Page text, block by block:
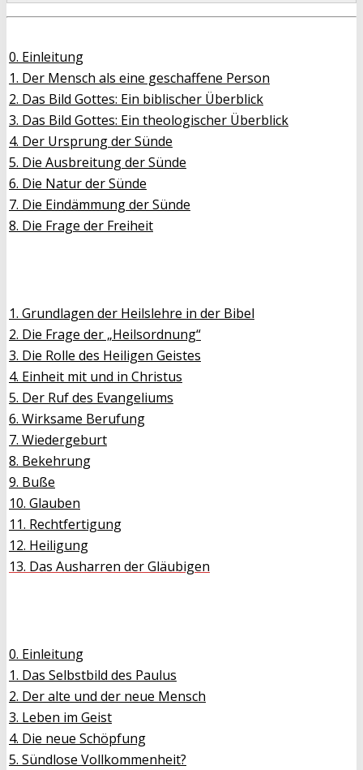
0. Einleitung
1. Der Mensch als eine geschaffene Person
2. Das Bild Gottes: Ein biblischer Überblick
3. Das Bild Gottes: Ein theologischer Überblick
4. Der Ursprung der Sünde
5. Die Ausbreitung der Sünde
6. Die Natur der Sünde
7. Die Eindämmung der Sünde
8. Die Frage der Freiheit
1. Grundlagen der Heilslehre in der Bibel
2. Die Frage der „Heilsordnung“
3. Die Rolle des Heiligen Geistes
4. Einheit mit und in Christus
5. Der Ruf des Evangeliums
6. Wirksame Berufung
7. Wiedergeburt
8. Bekehrung
9. Buße
10. Glauben
11. Rechtfertigung
12. Heiligung
13. Das Ausharren der Gläubigen
0. Einleitung
1. Das Selbstbild des Paulus
2. Der alte und der neue Mensch
3. Leben im Geist
4. Die neue Schöpfung
5. Sündlose Vollkommenheit?